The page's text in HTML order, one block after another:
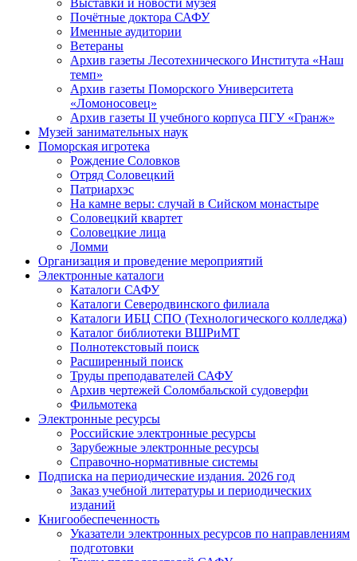
Почётные доктора САФУ
Именные аудитории
Ветераны
Архив газеты Лесотехнического Института «Наш
темп»
Архив газеты Поморского Университета
«Ломоносовец»
Архив газеты II учебного корпуса ПГУ «Гранж»
Музей занимательных наук
Поморская игротека
Рождение Соловков
Отряд Соловецкий
Патриархэс
На камне веры: случай в Сийском монастыре
Соловецкий квартет
Соловецкие лица
Ломми
Организация и проведение мероприятий
Электронные каталоги
Каталоги САФУ
Каталоги Северодвинского филиала
Каталоги ИБЦ СПО (Технологического колледжа)
Каталог библиотеки ВШРиМТ
Полнотекстовый поиск
Расширенный поиск
Труды преподавателей САФУ
Архив чертежей Соломбальской судоверфи
Фильмотека
Электронные ресурсы
Российские электронные ресурсы
Зарубежные электронные ресурсы
Справочно-нормативные системы
Подписка на периодические издания. 2026 год
Заказ учебной литературы и периодических
изданий
Книгообеспеченность
Указатели электронных ресурсов по направлениям
подготовки